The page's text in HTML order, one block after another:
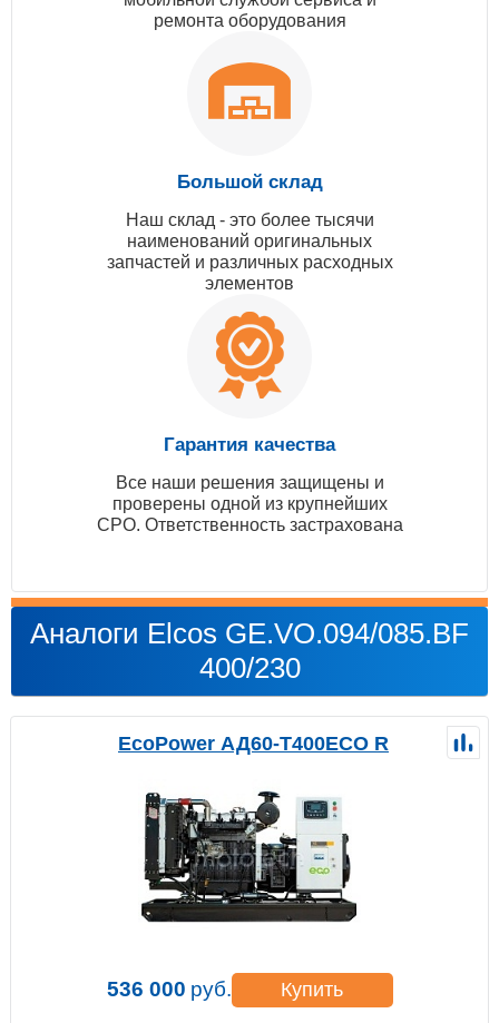
ремонта оборудования
Большой склад
Наш склад - это более тысячи
наименований оригинальных
запчастей и различных расходных
элементов
Гарантия качества
Все наши решения защищены и
проверены одной из крупнейших
СРО. Ответственность застрахована
Аналоги Elcos GE.VO.094/085.BF
400/230
EcoPower АД60-T400ECO R
536 000 руб. Купить